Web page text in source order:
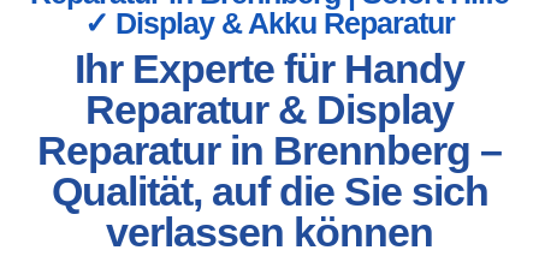
✓ Display & Akku Reparatur
Ihr Experte für Handy
Reparatur & Display
Reparatur in Brennberg –
Qualität, auf die Sie sich
verlassen können